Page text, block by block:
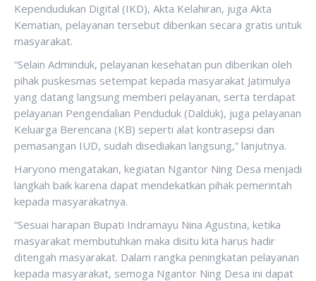
Kependudukan Digital (IKD), Akta Kelahiran, juga Akta
Kematian, pelayanan tersebut diberikan secara gratis untuk
masyarakat.
“Selain Adminduk, pelayanan kesehatan pun diberikan oleh
pihak puskesmas setempat kepada masyarakat Jatimulya
yang datang langsung memberi pelayanan, serta terdapat
pelayanan Pengendalian Penduduk (Dalduk), juga pelayanan
Keluarga Berencana (KB) seperti alat kontrasepsi dan
pemasangan IUD, sudah disediakan langsung,” lanjutnya.
Haryono mengatakan, kegiatan Ngantor Ning Desa menjadi
langkah baik karena dapat mendekatkan pihak pemerintah
kepada masyarakatnya.
“Sesuai harapan Bupati Indramayu Nina Agustina, ketika
masyarakat membutuhkan maka disitu kita harus hadir
ditengah masyarakat. Dalam rangka peningkatan pelayanan
kepada masyarakat, semoga Ngantor Ning Desa ini dapat